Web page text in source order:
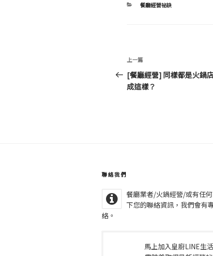
分
餐廳經營祕訣
文
章
導
上
一
篇
上一篇
[餐廳經營] 同樣都是火鍋
成這樣？
聯絡我們
餐廳業者/火鍋經營/或有任
下您的聯絡資訊，我們會有
絡。
馬上加入皇廚LINE生